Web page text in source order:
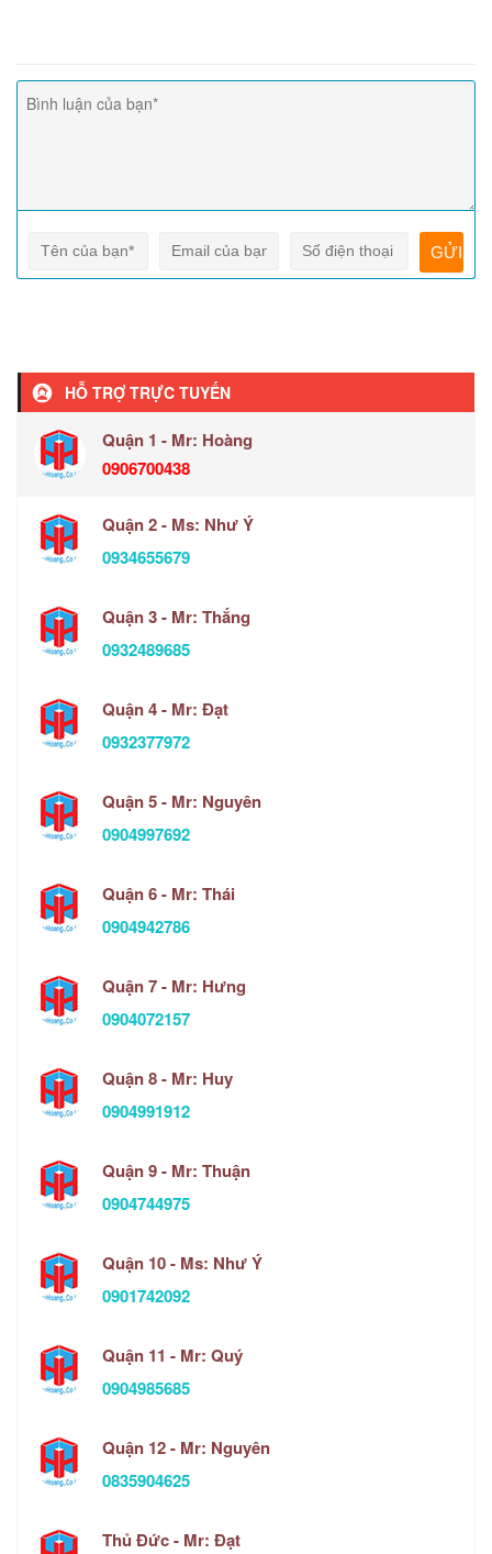
HỖ TRỢ TRỰC TUYẾN
Quận 1 - Mr: Hoàng
0906700438
Quận 2 - Ms: Như Ý
0934655679
Quận 3 - Mr: Thắng
0932489685
Quận 4 - Mr: Đạt
0932377972
Quận 5 - Mr: Nguyên
0904997692
Quận 6 - Mr: Thái
0904942786
Quận 7 - Mr: Hưng
0904072157
Quận 8 - Mr: Huy
0904991912
Quận 9 - Mr: Thuận
0904744975
Quận 10 - Ms: Như Ý
0901742092
Quận 11 - Mr: Quý
0904985685
Quận 12 - Mr: Nguyên
0835904625
Thủ Đức - Mr: Đạt